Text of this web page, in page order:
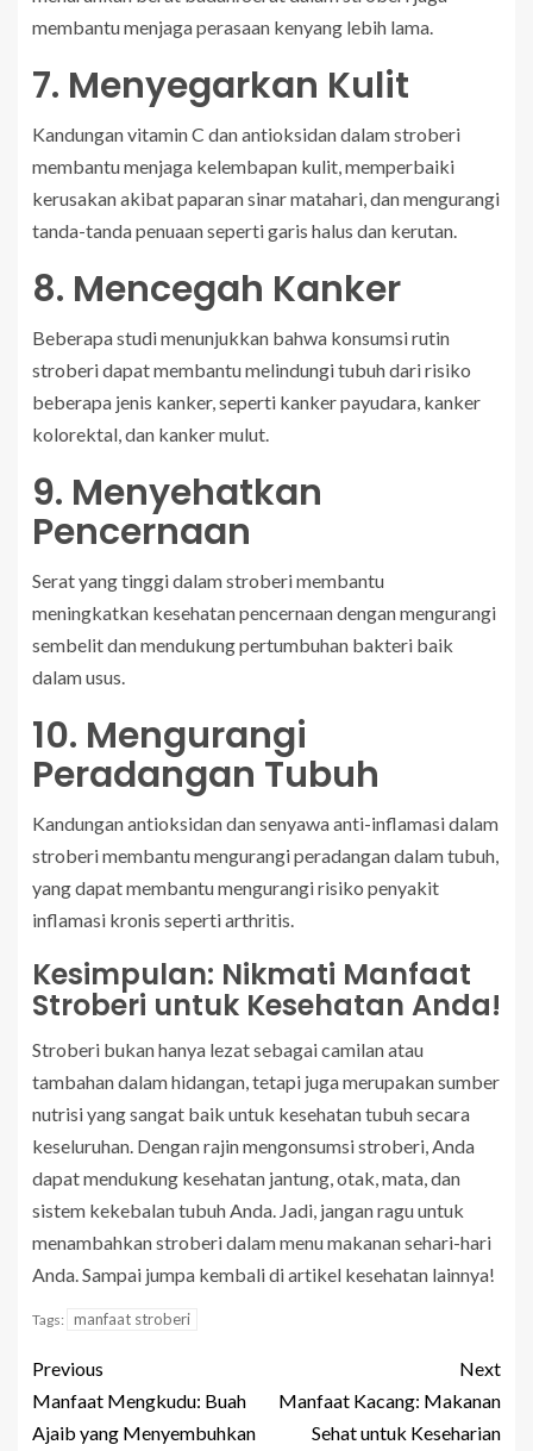
membantu menjaga perasaan kenyang lebih lama.
7. Menyegarkan Kulit
Kandungan vitamin C dan antioksidan dalam stroberi
membantu menjaga kelembapan kulit, memperbaiki
kerusakan akibat paparan sinar matahari, dan mengurangi
tanda-tanda penuaan seperti garis halus dan kerutan.
8. Mencegah Kanker
Beberapa studi menunjukkan bahwa konsumsi rutin
stroberi dapat membantu melindungi tubuh dari risiko
beberapa jenis kanker, seperti kanker payudara, kanker
kolorektal, dan kanker mulut.
9. Menyehatkan
Pencernaan
Serat yang tinggi dalam stroberi membantu
meningkatkan kesehatan pencernaan dengan mengurangi
sembelit dan mendukung pertumbuhan bakteri baik
dalam usus.
10. Mengurangi
Peradangan Tubuh
Kandungan antioksidan dan senyawa anti-inflamasi dalam
stroberi membantu mengurangi peradangan dalam tubuh,
yang dapat membantu mengurangi risiko penyakit
inflamasi kronis seperti arthritis.
Kesimpulan: Nikmati Manfaat
Stroberi untuk Kesehatan Anda!
Stroberi bukan hanya lezat sebagai camilan atau
tambahan dalam hidangan, tetapi juga merupakan sumber
nutrisi yang sangat baik untuk kesehatan tubuh secara
keseluruhan. Dengan rajin mengonsumsi stroberi, Anda
dapat mendukung kesehatan jantung, otak, mata, dan
sistem kekebalan tubuh Anda. Jadi, jangan ragu untuk
menambahkan stroberi dalam menu makanan sehari-hari
Anda. Sampai jumpa kembali di artikel kesehatan lainnya!
Tags: manfaat stroberi
Previous
Manfaat Mengkudu: Buah
Ajaib yang Menyembuhkan
Next
Manfaat Kacang: Makanan
Sehat untuk Keseharian